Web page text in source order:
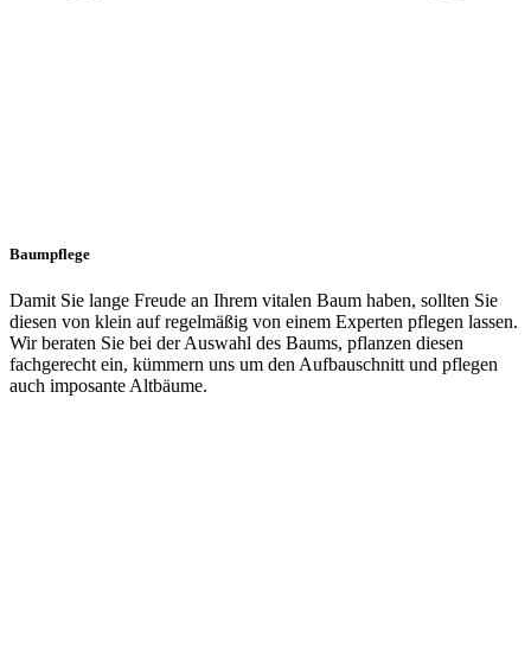
Baumpflege
Damit Sie lange Freude an Ihrem vitalen Baum haben, sollten Sie
diesen von klein auf regelmäßig von einem Experten pflegen lassen.
Wir beraten Sie bei der Auswahl des Baums, pflanzen diesen
fachgerecht ein, kümmern uns um den Aufbauschnitt und pflegen
auch imposante Altbäume.